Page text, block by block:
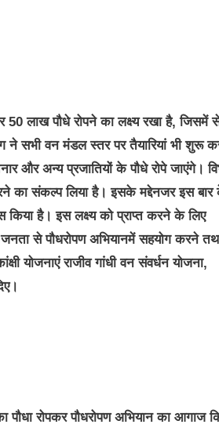
लाख पौधे रोपने का लक्ष्य रखा है, जिसमें
ने सभी वन मंडल स्तर पर तैयारियां भी शुरू
और अन्य प्रजातियों के पौधे रोपे जाएंगे।
का संकल्प लिया है। इसके मद्देनजर इस
है। इस लक्ष्य को प्राप्त करने के लिए
से पौधरोपण अभियानमें सहयोग करने
योजनाएं राजीव गांधी वन संवर्धन योजना,
रोपकर पौधरोपण अभियान का आगाज